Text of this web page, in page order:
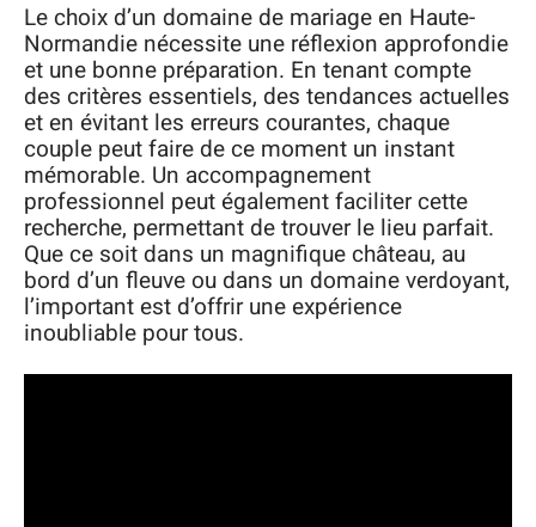
Le choix d’un domaine de mariage en Haute-
Normandie nécessite une réflexion approfondie
et une bonne préparation. En tenant compte
des critères essentiels, des tendances actuelles
et en évitant les erreurs courantes, chaque
couple peut faire de ce moment un instant
mémorable. Un accompagnement
professionnel peut également faciliter cette
recherche, permettant de trouver le lieu parfait.
Que ce soit dans un magnifique château, au
bord d’un fleuve ou dans un domaine verdoyant,
l’important est d’offrir une expérience
inoubliable pour tous.